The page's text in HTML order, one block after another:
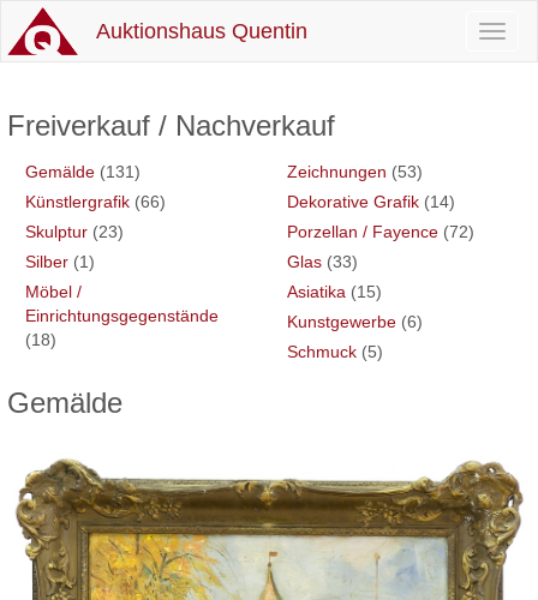
Auktionshaus Quentin
Freiverkauf / Nachverkauf
Gemälde (131) Zeichnungen (53)
Künstlergrafik (66) Dekorative Grafik (14)
Skulptur (23) Porzellan / Fayence (72)
Silber (1) Glas (33)
Möbel /
Einrichtungsgegenstände
(18)
Asiatika (15)
Kunstgewerbe (6)
Schmuck (5)
Gemälde